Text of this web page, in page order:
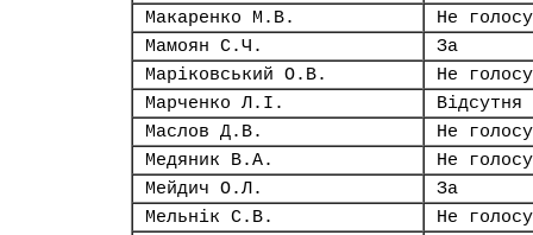
Макаренко М.В.
Не
Мамоян С.Ч.
За
Маріковський О.В.
Не
Марченко Л.І.
Відсутня
Маслов Д.В.
Не
Медяник В.А.
Не
Мейдич О.Л.
За
Мельнік С.В.
Не